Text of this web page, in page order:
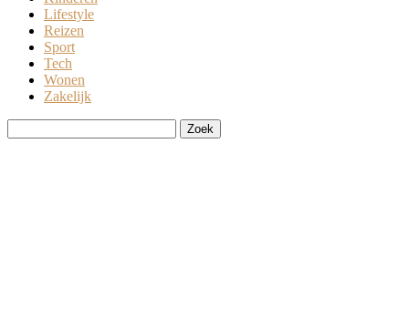
Lifestyle
Reizen
Sport
Tech
Wonen
Zakelijk